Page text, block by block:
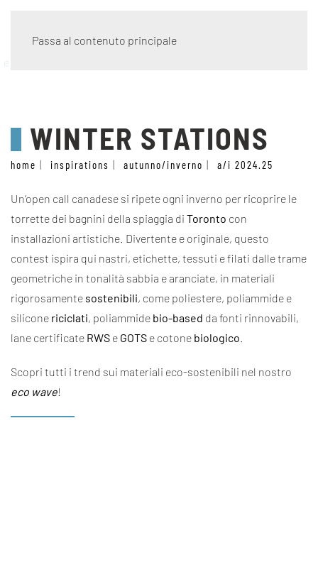
Passa al contenuto principale
eco wave
WINTER STATIONS
home inspirations autunno/inverno a/i 2024.25
Un’open call canadese si ripete ogni inverno per ricoprire le
torrette dei bagnini della spiaggia di Toronto con
installazioni artistiche. Divertente e originale, questo
contest ispira qui nastri, etichette, tessuti e filati dalle trame
geometriche in tonalità sabbia e aranciate, in materiali
rigorosamente sostenibili, come poliestere, poliammide e
silicone riciclati, poliammide bio-based da fonti rinnovabili,
lane certificate RWS e GOTS e cotone biologico
Scopri tutti i trend sui materiali eco-sostenibili nel nostro
eco wave!